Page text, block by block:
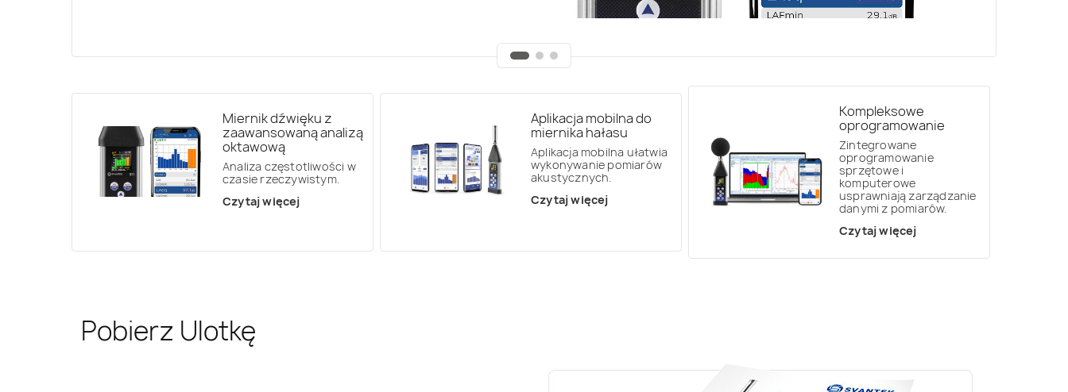
Miernik dźwięku z
zaawansowaną analizą
oktawową
Analiza częstotliwości w
czasie rzeczywistym.
Czytaj więcej
Aplikacja mobilna do
miernika hałasu
Aplikacja mobilna ułatwia
wykonywanie pomiarów
akustycznych.
Czytaj więcej
Kompleksowe
oprogramowanie
Zintegrowane
oprogramowanie
sprzętowe i
komputerowe
usprawniają zarządzanie
danymi z pomiarów.
Czytaj więcej
Pobierz Ulotkę